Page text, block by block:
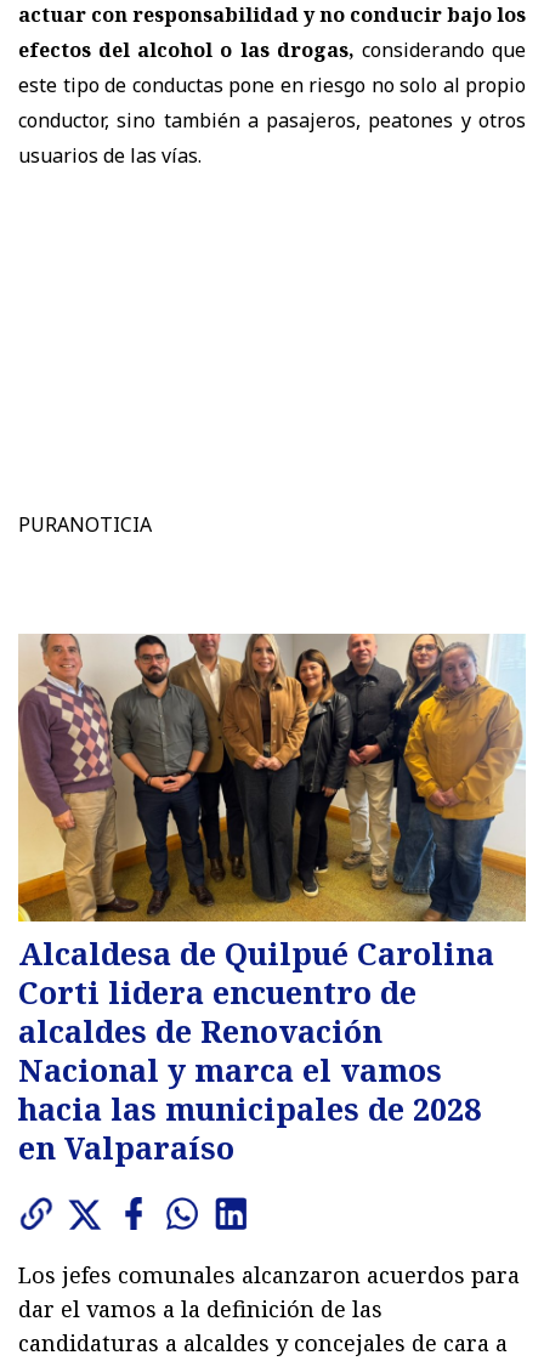
actuar con responsabilidad y no conducir bajo los
efectos del alcohol o las drogas, considerando que
este tipo de conductas pone en riesgo no solo al propio
conductor, sino también a pasajeros, peatones y otros
usuarios de las vías.
PURANOTICIA
Alcaldesa de Quilpué Carolina
Corti lidera encuentro de
alcaldes de Renovación
Nacional y marca el vamos
hacia las municipales de 2028
en Valparaíso
Los jefes comunales alcanzaron acuerdos para
dar el vamos a la definición de las
candidaturas a alcaldes y concejales de cara a